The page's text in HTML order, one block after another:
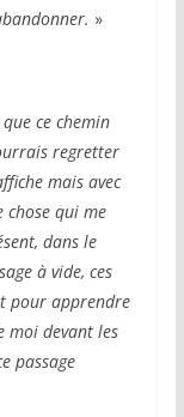
»
ce chemin
regretter
mais avec
chose qui me
dans le
à vide, ces
pour apprendre
moi devant les
passage